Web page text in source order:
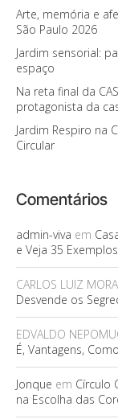
Arte, memória e
São Paulo 2026
Jardim sensorial:
espaço
Na reta final da
protagonista da
Jardim Respiro na
Circular
Comentários
admin-viva em
e Veja 35
CARLOS LUIZ
Desvende os
EDVALDO
É, Vantagens,
Jonque em Círculo
na Escolha das